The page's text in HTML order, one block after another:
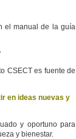
el manual de la guía
CSECT es fuente de
en ideas nuevas y
y oportuno para
y bienestar.